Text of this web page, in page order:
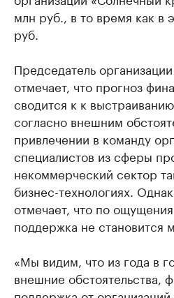
млн руб., в то время как в
руб.
Председатель
отмечает, что прогноз
сводится к к
согласно внешним
привлечении в команду
специалистов из сферы
некоммерческий сектор
бизнес-технологиях.
отмечает, что по
поддержка не становится
«Мы видим, что из года в
внешние обстоятельства,